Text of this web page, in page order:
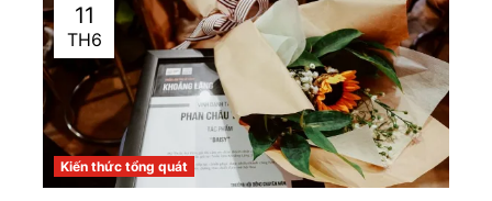
11
TH6
Kiến thức tổng quát